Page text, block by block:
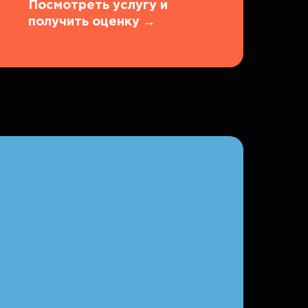
Посмотреть услугу и
получить оценку →